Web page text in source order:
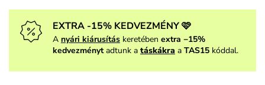
EXTRA -15% KEDVEZMÉNY 🩷
A nyári kiárusítás keretében extra −15%
kedvezménytadtunk a táskákra a TAS15 kóddal.